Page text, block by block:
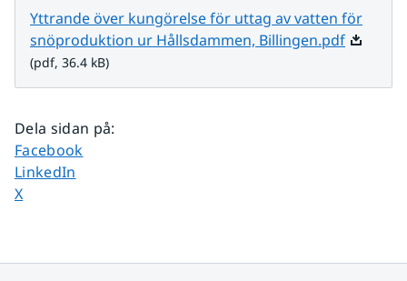
Yttrande över kungörelse för uttag av vatten för
snöproduktion ur Hållsdammen, Billingen.pdfPdf, 36.4
(pdf, 36.4 kB)
Dela sidan på:
Dela sidan på
Facebook
Dela sidan på
LinkedIn
Dela sidan på
X